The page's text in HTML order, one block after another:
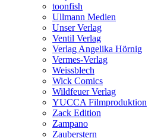
toonfish
Ullmann Medien
Unser Verlag
Ventil Verlag
Verlag Angelika Hörnig
Vermes-Verlag
Weissblech
Wick Comics
Wildfeuer Verlag
YUCCA Filmproduktion
Zack Edition
Zampano
Zauberstern